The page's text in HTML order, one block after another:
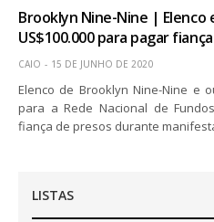
Brooklyn Nine-Nine | Elenco
US$100.000 para pagar
CAIO 15 DE JUNHO DE 2020
Elenco de Brooklyn Nine-Nine e
para a Rede Nacional de
fiança de presos durante
LISTAS